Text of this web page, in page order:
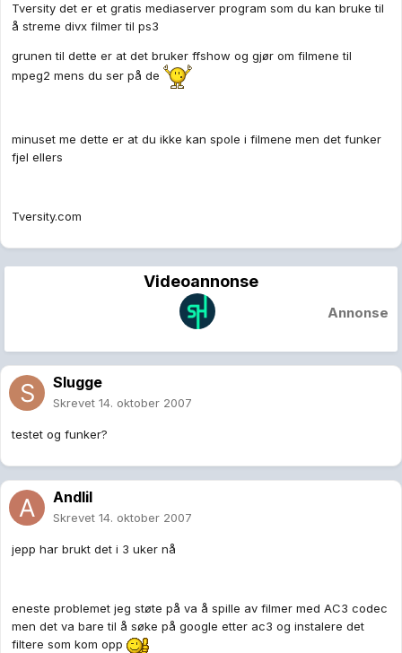
Tversity det er et gratis mediaserver program som du kan bruke til
å streme divx filmer til ps3
grunen til dette er at det bruker ffshow og gjør om filmene til
mpeg2 mens du ser på de
minuset me dette er at du ikke kan spole i filmene men det funker
fjel ellers
Tversity.com
Videoannonse
Annonse
Slugge
Skrevet 14. oktober 2007
testet og funker?
Andlil
Skrevet 14. oktober 2007
jepp har brukt det i 3 uker nå
eneste problemet jeg støte på va å spille av filmer med AC3 codec
men det va bare til å søke på google etter ac3 og instalere det
filtere som kom opp